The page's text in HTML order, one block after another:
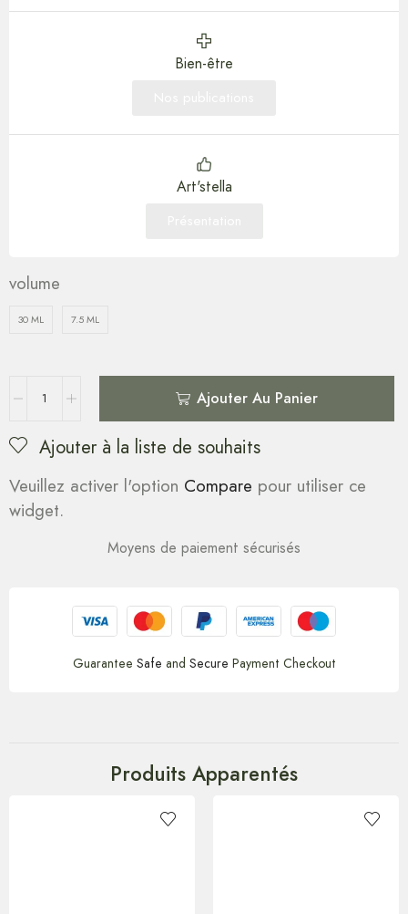
Bien-être
Art'stella
volume
30 ML 7.5 ML
Ajouter Au Panier
Ajouter à la liste de souhaits
Veuillez activer l'option Compare pour utiliser ce
widget.
Moyens de paiement sécurisés
Guarantee Safe and Secure Payment Checkout
Produits Apparentés